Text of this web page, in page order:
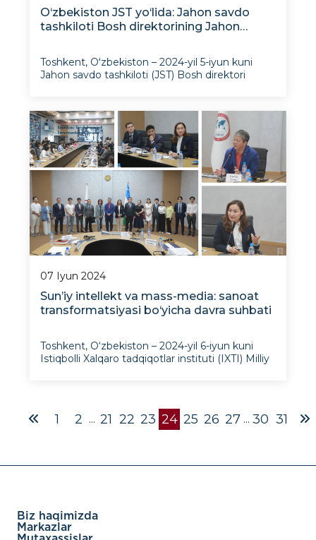
O‘zbekiston JST yo‘lida: Jahon savdo
tashkiloti Bosh direktorining Jahon
tashrifi
Toshkent, Oʻzbekiston – 2024-yil 5-iyun kuni
Jahon savdo tashkiloti (JST) Bosh direktori
buyurdi. Universitet rahbariyati, tadqiqotchilar,
talabalar va Istiqbolli xalqaro tadqiqotlar instituti
(IXTI)
07 Iyun 2024
Sun’iy intellekt va mass-media: sanoat
transformatsiyasi bo‘yicha davra suhbati
Toshkent, O‘zbekiston – 2024-yil 6-iyun kuni
Istiqbolli Xalqaro tadqiqotlar instituti (IXTI) Milliy
va boshqa manfaatdor tomonlarni birlashtir
1 2 ... 21 22 23 24 25 26 27 ... 30 31
Biz haqimizda
Markazlar